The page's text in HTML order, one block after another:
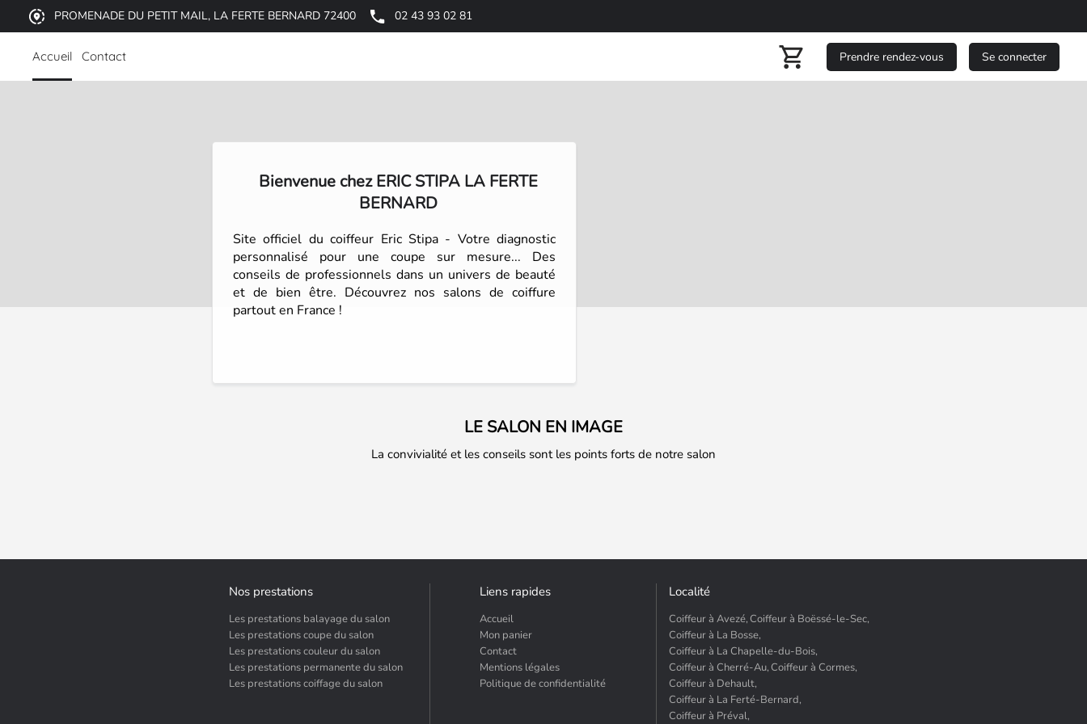
PROMENADE DU PETIT MAIL, LA FERTE BERNARD 72400 02 43 93 02 81
Accueil Contact Prendre rendez-vous Se connecter
Bienvenue chez ERIC STIPA LA FERTE
BERNARD
Site officiel du coiffeur Eric Stipa - Votre diagnostic
personnalisé pour une coupe sur mesure... Des
conseils de professionnels dans un univers de beauté
et de bien être. Découvrez nos salons de coiffure
partout en France !
LE SALON EN IMAGE
La convivialité et les conseils sont les points forts de notre salon
Nos prestations
Les prestations balayage du salon
Les prestations coupe du salon
Les prestations couleur du salon
Les prestations permanente du salon
Les prestations coiffage du salon
Liens rapides
Accueil
Mon panier
Contact
Mentions légales
Politique de confidentialité
Localité
Coiffeur à Avezé, Coiffeur à Boëssé-le-Sec,
Coiffeur à La Bosse,
Coiffeur à La Chapelle-du-Bois,
Coiffeur à Cherré-Au, Coiffeur à Cormes,
Coiffeur à Dehault,
Coiffeur à La Ferté-Bernard,
Coiffeur à Préval,